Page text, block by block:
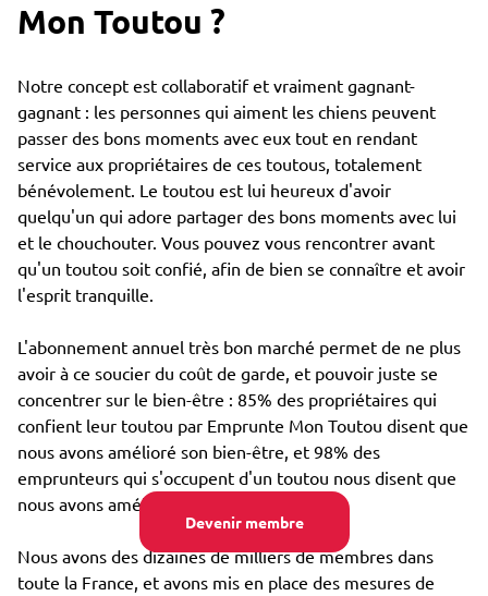
Devenir membre
Mon Toutou ?
Notre concept est collaboratif et vraiment gagnant-
gagnant : les personnes qui aiment les chiens peuvent
passer des bons moments avec eux tout en rendant
service aux propriétaires de ces toutous, totalement
bénévolement. Le toutou est lui heureux d'avoir
quelqu'un qui adore partager des bons moments avec lui
et le chouchouter. Vous pouvez vous rencontrer avant
qu'un toutou soit confié, afin de bien se connaître et avoir
l'esprit tranquille.
L'abonnement annuel très bon marché permet de ne plus
avoir à ce soucier du coût de garde, et pouvoir juste se
concentrer sur le bien-être : 85% des propriétaires qui
confient leur toutou par Emprunte Mon Toutou disent que
nous avons amélioré son bien-être, et 98% des
emprunteurs qui s'occupent d'un toutou nous disent que
nous avons amélioré leur propre bien-être.
Nous avons des dizaines de milliers de membres dans
toute la France, et avons mis en place des mesures de